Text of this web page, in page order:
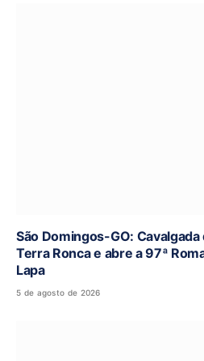
São Domingos-GO:
Terra Ronca e abre a 97ª
Lapa
5 de agosto de 2026